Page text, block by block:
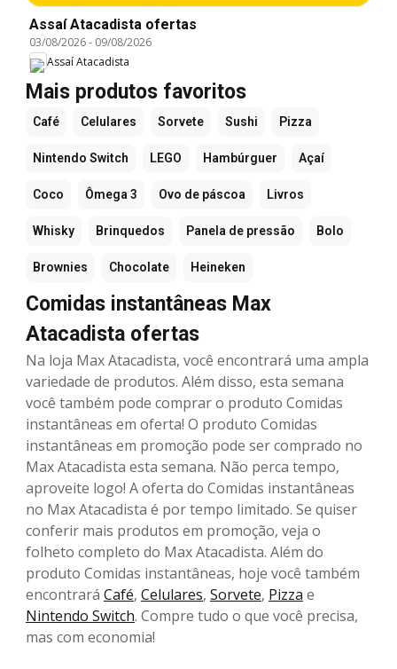
Assaí Atacadista ofertas
03/08/2026- 09/08/2026
Assaí Atacadista
Mais produtos favoritos
Café Celulares Sorvete Sushi Pizza
Nintendo Switch LEGO Hambúrguer Açaí
Coco Ômega 3 Ovo de páscoa Livros
Whisky Brinquedos Panela de pressão Bolo
Brownies Chocolate Heineken
Comidas instantâneas Max
Atacadista ofertas
Na loja Max Atacadista, você encontrará uma ampla
variedade de produtos. Além disso, esta semana
você também pode comprar o produto Comidas
instantâneas em oferta! O produto Comidas
instantâneas em promoção pode ser comprado no
Max Atacadista esta semana. Não perca tempo,
aproveite logo! A oferta do Comidas instantâneas
no Max Atacadista é por tempo limitado. Se quiser
conferir mais produtos em promoção, veja o
folheto completo do Max Atacadista. Além do
produto Comidas instantâneas, hoje você também
encontrará Café, Celulares, Sorvete, Pizza e
Nintendo Switch. Compre tudo o que você precisa,
mas com economia!